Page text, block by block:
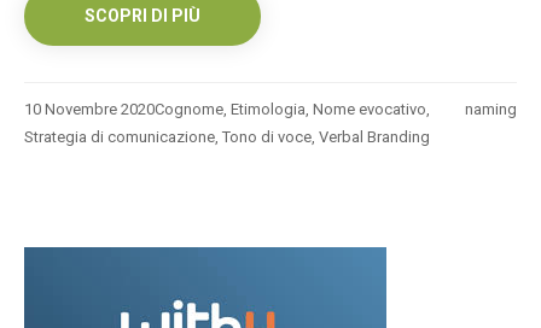
SCOPRI DI PIÙ
10 Novembre 2020 naming
Cognome, Etimologia, Nome evocativo,
Strategia di comunicazione, Tono di voce, Verbal Branding